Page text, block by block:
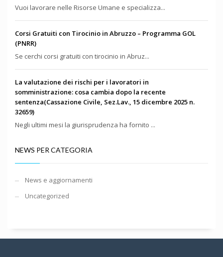
Vuoi lavorare nelle Risorse Umane e specializza...
Corsi Gratuiti con Tirocinio in Abruzzo – Programma GOL
(PNRR)
Se cerchi corsi gratuiti con tirocinio in Abruz...
La valutazione dei rischi per i lavoratori in
somministrazione: cosa cambia dopo la recente
sentenza(Cassazione Civile, Sez.Lav., 15 dicembre 2025 n.
32659)
Negli ultimi mesi la giurisprudenza ha fornito ...
NEWS PER CATEGORIA
News e aggiornamenti
Uncategorized